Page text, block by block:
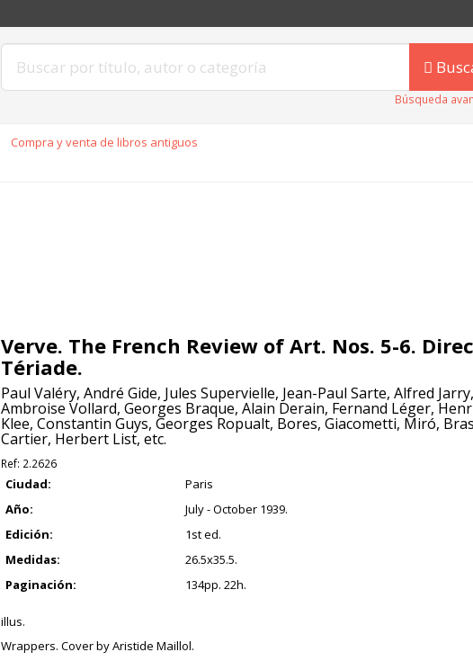
Búsqueda
Compra y venta de libros antiguos
Verve. The French Review of Art. Nos. 5-6.
Tériade.
Paul Valéry, André Gide, Jules Supervielle, Jean-Paul Sarte, Alfred
Ambroise Vollard, Georges Braque, Alain Derain, Fernand Léger,
Klee, Constantin Guys, Georges Ropualt, Bores, Giacometti, Miró,
Cartier, Herbert List, etc.
Ref: 2.2626
Ciudad:
Paris
Año:
July - October 1939.
Edición:
1st ed.
Medidas:
26.5x35.5.
Paginación:
134pp. 22h.
illus.
Wrappers. Cover by Aristide Maillol.